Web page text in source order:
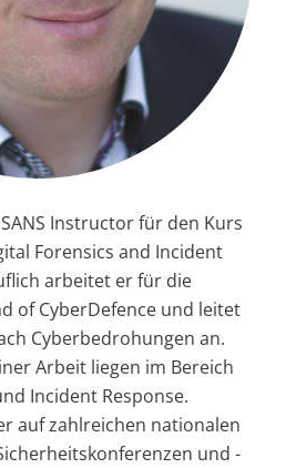
Instructor für den Kurs
Forensics and Incident
arbeitet er für die
of CyberDefence und leitet
Cyberbedrohungen an.
Arbeit liegen im Bereich
Incident Response.
auf zahlreichen nationalen
und -